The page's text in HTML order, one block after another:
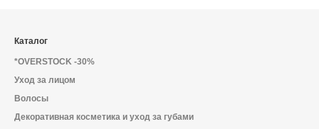
Каталог
*OVERSTOCK -30%
Уход за лицом
Волосы
Декоративная косметика и уход за губами